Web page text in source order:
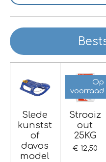
Slede
kunstst
of
davos
model
Op
voorraad
Strooiz
out
25KG
€ 12,50